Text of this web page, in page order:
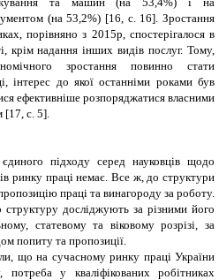
(на 53,2%) [16, с. 16]. Зростання
порівняно з 2015р, спостерігалося в
крім надання інших видів послуг. Тому,
зростання повинно стати
інтерес до якої останніми роками був
ефективніше розпоряджатися власними
[17, с. 5].
підходу серед науковців щодо
ринку праці немає. Все ж, до структури
праці та винагороду за роботу.
досліджують за різними його
статевому та віковому розрізі, за
попиту та пропозиції.
що на сучасному ринку праці України
у кваліфікованих робітниках